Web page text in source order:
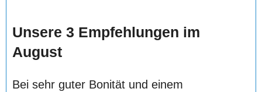
Unsere 3 Empfehlungen im
August
Bei sehr guter Bonität und einem